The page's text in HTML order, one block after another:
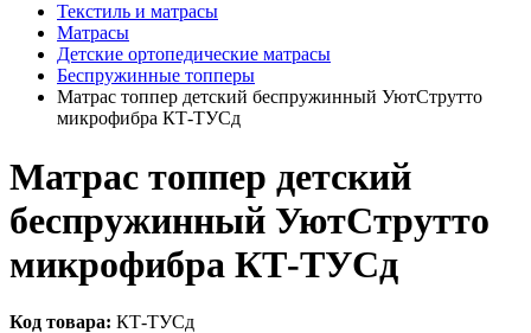
Текстиль и матрасы
Матрасы
Детские ортопедические матрасы
Беспружинные топперы
Матрас топпер детский беспружинный УютСтрутто
микрофибра КТ-ТУСд
Матрас топпер детский
беспружинный УютСтрутто
микрофибра КТ-ТУСд
Код товара: КТ-ТУСд